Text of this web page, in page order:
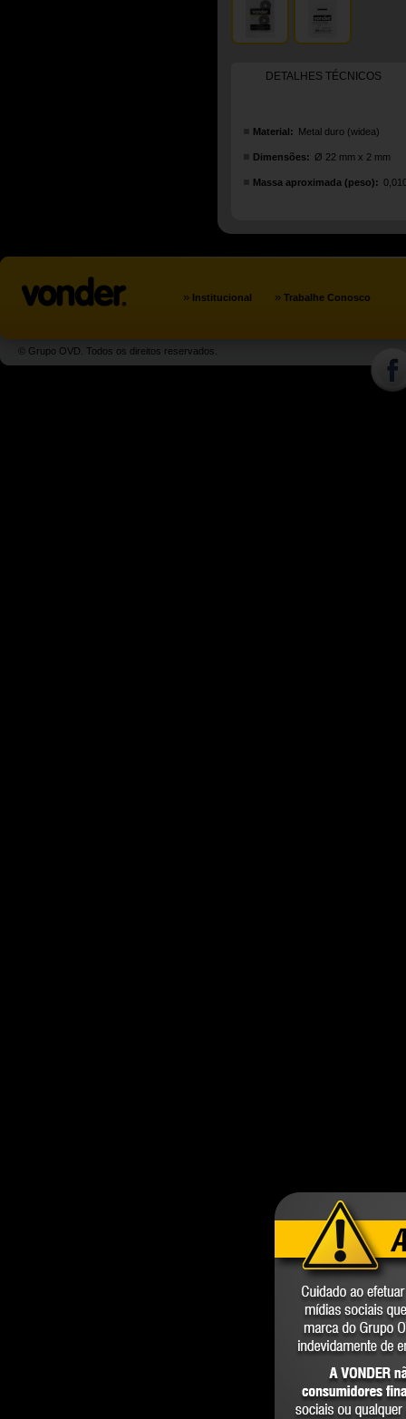
DETALHES TÉCNICOS
Material: Metal duro (widea)
Dimensões: Ø 22 mm x 2 mm
Massa aproximada (peso):
» Institucional » Trabalhe Conosco
© Grupo OVD. Todos os direitos reservados.